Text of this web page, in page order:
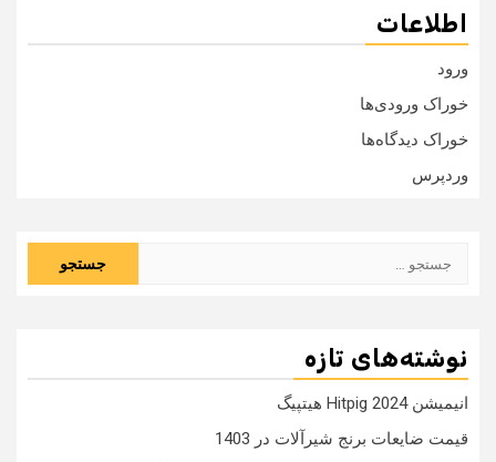
اطلاعات
ورود
خوراک ورودی‌ها
خوراک دیدگاه‌ها
وردپرس
نوشته‌های تازه
انیمیشن Hitpig 2024 هیتپیگ
قیمت ضایعات برنج شیرآلات در 1403